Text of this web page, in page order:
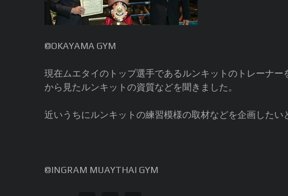
©️OKAYAMA GYM
現在ムエタイのトップ選手であるルンキットのトレーナ
から見たルンキットの資質などを聞きました。
近いうちにルンキットの練習模様の取材などを企画したい
©️INGRAM MUAYTHAI GYM